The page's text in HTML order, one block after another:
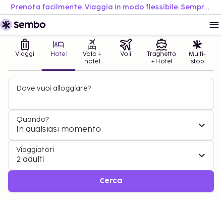
Prenota facilmente. Viaggia in modo flessibile. Sempre al miglior prezzo.
Viaggi Hotel
Volo +
hotel
Voli
Traghetto
+ Hotel
Multi-
stop
Dove vuoi alloggiare?
Quando?
In qualsiasi momento
Viaggiatori
2 adulti
Cerca